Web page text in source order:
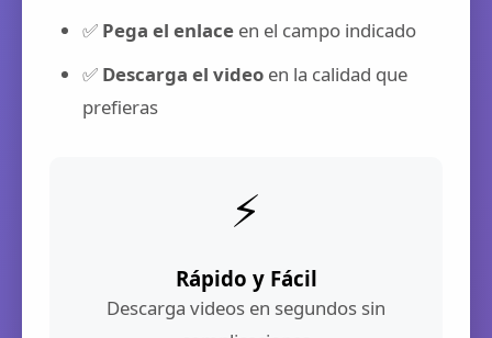
✅ Pega el enlace en el campo indicado
✅ Descarga el video en la calidad que
prefieras
⚡
Rápido y Fácil
Descarga videos en segundos sin